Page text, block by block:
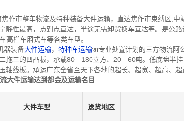
作市整车物流及特种装备大件运输，直达焦作市束缚区,中
静性最高，点到点直达，半途无需卸货换车直达等。是公
高栏车厢式车等各类车型。
器装备大件运输， 特种车运输ꦫ专业处置计划的三方物流阿
拖三的凹凸板，承载80—180立方、20—60吨。低底盘半
轴线板。承运广东全省至天下各地的超长、超宽、超高、超
件运输达到都会及运输名目
大件车型 送货地区